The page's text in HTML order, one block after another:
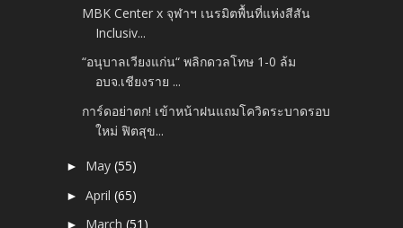
MBK Center x จุฬาฯ เนรมิตพื้นที่แห่งสีสัน
Inclusiv...
“อนุบาลเวียงแก่น“ พลิกดวลโทษ 1-0 ล้ม
อบจ.เชียงราย ...
การ์ดอย่าตก! เข้าหน้าฝนแถมโควิดระบาดรอบ
ใหม่ ฟิตสุข...
► May(55)
►April(65)
► March(51)